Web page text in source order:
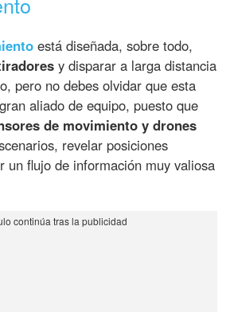
está diseñada, sobre todo,
y disparar a larga distancia
pero no debes olvidar que esta
aliado de equipo, puesto que
de movimiento y drones
revelar posiciones
un flujo de información muy valiosa